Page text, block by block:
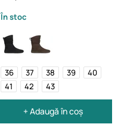
În stoc
36 37 38 39
40
41
42 43
+ Adaugă în coș